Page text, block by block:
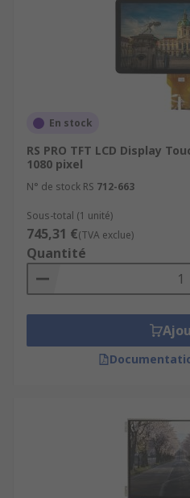
En stock
RS PRO TFT LCD Display
1080 pixel
N° de stock RS 712-663
Sous-total (1 unité)
745,31 €(TVA exclue)
Quantité